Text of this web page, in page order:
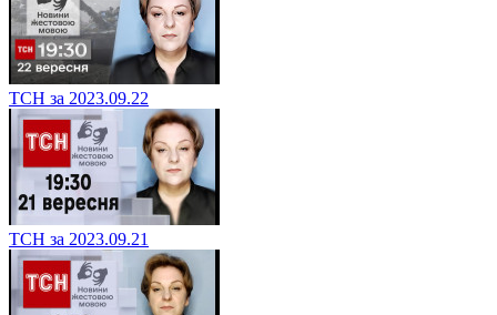
ТСН за 2023.09.22
ТСН за 2023.09.21